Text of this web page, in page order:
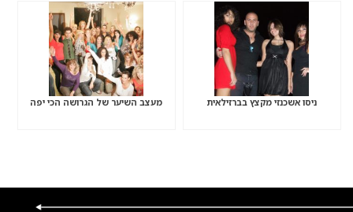
ניסו אשכנזי מקצץ בברזילאית מעצב השיער של הגרושה הכי יפה